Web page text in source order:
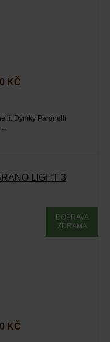
KČ
Dýmky Paronelli
LIGHT 3
DOPRAVA
ZDRAMA
KČ